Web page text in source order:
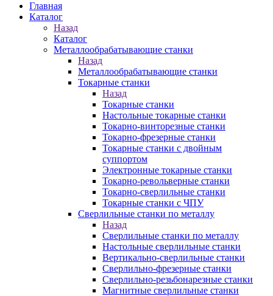
Главная
Каталог
Назад
Каталог
Металлообрабатывающие станки
Назад
Металлообрабатывающие станки
Токарные станки
Назад
Токарные станки
Настольные токарные станки
Токарно-винторезные станки
Токарно-фрезерные станки
Токарные станки с двойным
суппортом
Электронные токарные станки
Токарно-револьверные станки
Токарно-сверлильные станки
Токарные станки с ЧПУ
Сверлильные станки по металлу
Назад
Сверлильные станки по металлу
Настольные сверлильные станки
Вертикально-сверлильные станки
Сверлильно-фрезерные станки
Сверлильно-резьбонарезные станки
Магнитные сверлильные станки